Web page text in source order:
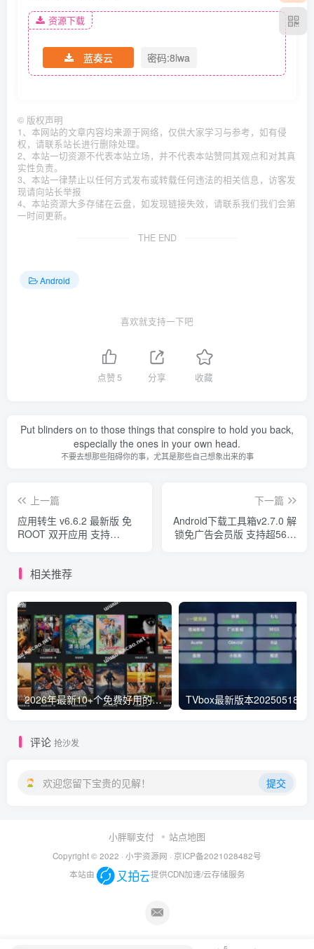
资源下载
蓝奏云 密码:8lwa
© 版权声明
1、本网站的文章内容均来源于网络，仅供大家学习与参考，如有侵
权，请联系站长进行删除处理。
2、本站一切资源不代表本站立场，并不代表本站赞同其观点和对其真
实性负责。
3、本站一律禁止以任何方式发布或转载任何违法的相关信息，访客发
现请向站长举报
4、本站资源大多存储在云盘，如发现链接失效，请联系我们我们会第
一时间更新。
THE END
Android
喜欢就支持一下吧
点赞 5 分享 收藏
Put blinders on to those things that conspire to hold you back,
especially the ones in your own head.
不要去想那些阻碍你的事，尤其是那些自己想象出来的事
上一篇
应用转生 v6.6.2 最新版 免
ROOT 双开应用 支持
下一篇
Android下载工具箱v2.7.0 解
锁免广告会员版 支持超56种
相关推荐
2026年最新10+个免费好用的视频电影网站-免VIP一网打尽，持续更新
评论 抢沙发
欢迎您留下宝贵的见解！ 提交
小胖聊支付 站点地图
Copyright © 2022 · 小宇资源网 · 京ICP备2021028482号
本站由
提供CDN加速/云存储服务